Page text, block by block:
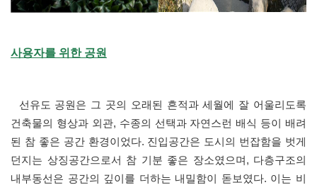
사용자를 위한 공원
선유도 공원은 그 곳의 오래된 흔적과 세월에 잘 어울리도록
건축물의 형상과 외관, 수종의 선택과 자연스런 배식 등이 배려
된 참 좋은 공간 환경이었다. 진입공간은 도시의 번잡함을 벗게
던지는 상징공간으로서 참 기분 좋은 장소였으며, 다층구조의
내부동선은 공간의 깊이를 더하는 내밀함이 돋보였다. 이는 비